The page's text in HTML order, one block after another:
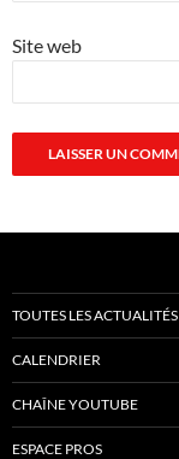
Site web
TOUTES LES ACTUALITÉS
CALENDRIER
CHAÎNE YOUTUBE
ESPACE PROS